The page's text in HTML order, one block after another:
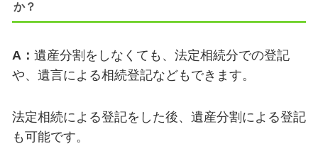
か？
A： 遺産分割をしなくても、法定相続分での登記
や、遺言による相続登記などもできます。
法定相続による登記をした後、遺産分割による登記
も可能です。